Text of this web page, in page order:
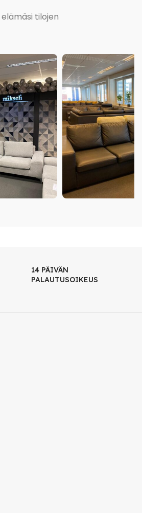
tilojen
14 PÄIVÄN
PALAUTUSOIKEUS